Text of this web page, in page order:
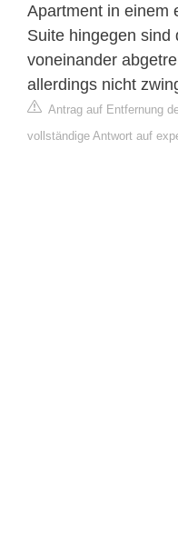
Apartment in einem
Suite hingegen sind
voneinander
allerdings nicht
Antrag auf Entfernung
vollständige Antwort auf